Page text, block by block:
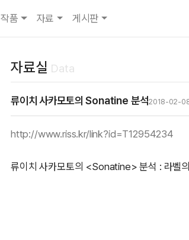
작품 자료 게시판
자료실 Data
류이치 사카모토의 Sonatine 분석2018-02-
http://www.riss.kr/link?id=T12954234
류이치 사카모토의 <Sonatine> 분석 : 라벨